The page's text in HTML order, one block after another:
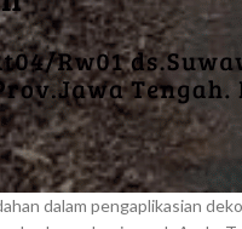
dalam pengaplikasian